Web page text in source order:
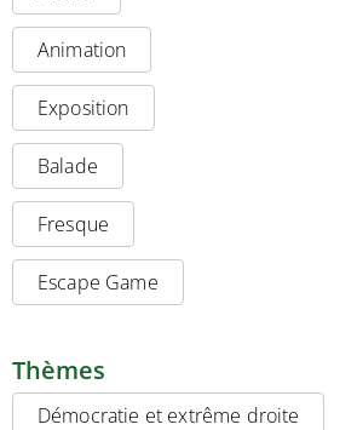
Animation
Exposition
Balade
Fresque
Escape Game
Thèmes
Démocratie et extrême droite